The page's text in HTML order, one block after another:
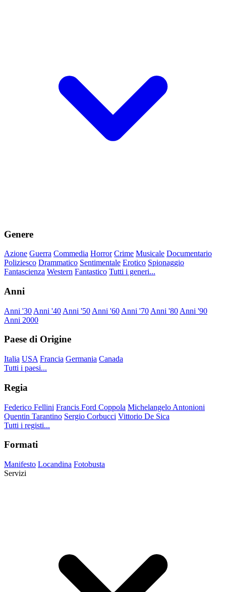
Genere
Azione Guerra Commedia Horror Crime Musicale Documentario
Poliziesco Drammatico Sentimentale Erotico Spionaggio
Fantascienza Western Fantastico Tutti i generi...
Anni
Anni '30 Anni '40 Anni '50 Anni '60 Anni '70 Anni '80 Anni '90
Anni 2000
Paese di Origine
Italia USA Francia Germania Canada
Tutti i paesi...
Regia
Federico Fellini Francis Ford Coppola Michelangelo Antonioni
Quentin Tarantino Sergio Corbucci Vittorio De Sica
Tutti i registi...
Formati
Manifesto Locandina Fotobusta
Servizi